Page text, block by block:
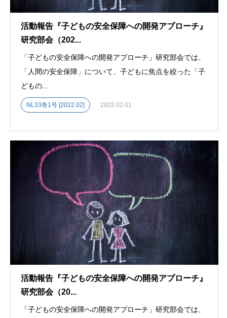
活動報告『子どもの安全保障への開発アプローチ』
研究部会（202...
「子どもの安全保障への開発アプローチ」研究部会では、
「人間の安全保障」について、子どもに焦点を絞った「子
どもの...
NL33巻1号 [2022.02] 2022.02.01
活動報告『子どもの安全保障への開発アプローチ』
研究部会（20...
「子どもの安全保障への開発アプローチ」研究部会では、